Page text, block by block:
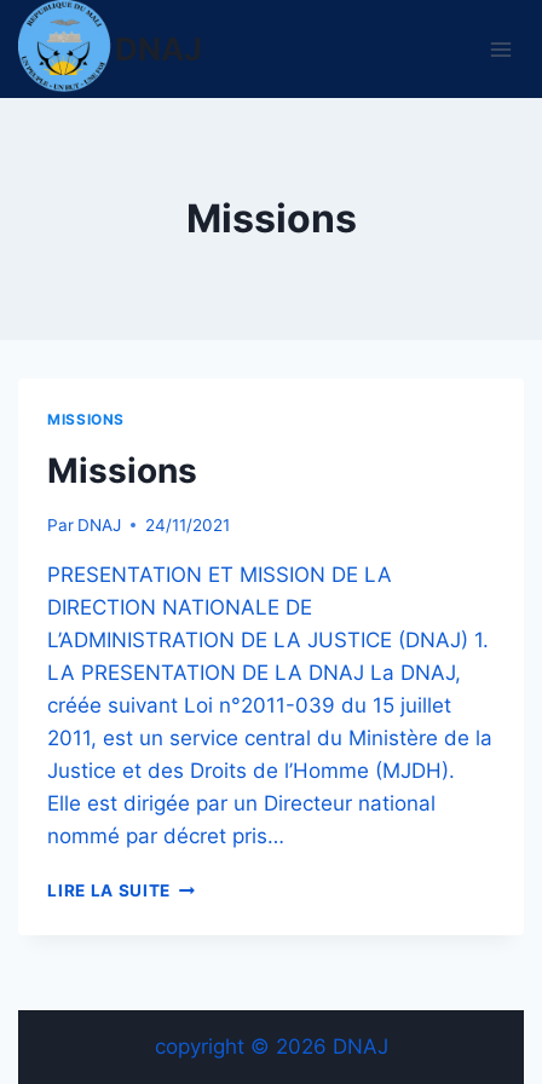
Aller
au
contenu
DNAJ
Missions
MISSIONS
Missions
Par DNAJ 24/11/2021
PRESENTATION ET MISSION DE LA
DIRECTION NATIONALE DE
L’ADMINISTRATION DE LA JUSTICE (DNAJ) 1.
LA PRESENTATION DE LA DNAJ La DNAJ,
créée suivant Loi n°2011-039 du 15 juillet
2011, est un service central du Ministère de la
Justice et des Droits de l’Homme (MJDH).
Elle est dirigée par un Directeur national
nommé par décret pris…
LIRE LA SUITE MISSIONS
copyright © 2026 DNAJ